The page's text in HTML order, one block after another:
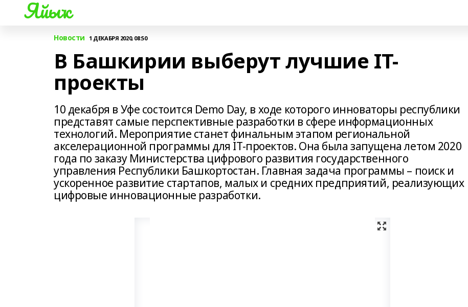
Яйыҡ
Новости 1 ДЕКАБРЯ 2020, 08:50
В Башкирии выберут лучшие IT-
проекты
10 декабря в Уфе состоится Demo Day, в ходе которого инноваторы республики
представят самые перспективные разработки в сфере информационных
технологий. Мероприятие станет финальным этапом региональной
акселерационной программы для IT-проектов. Она была запущена летом 2020
года по заказу Министерства цифрового развития государственного
управления Республики Башкортостан. Главная задача программы – поиск и
ускоренное развитие стартапов, малых и средних предприятий, реализующих
цифровые инновационные разработки.